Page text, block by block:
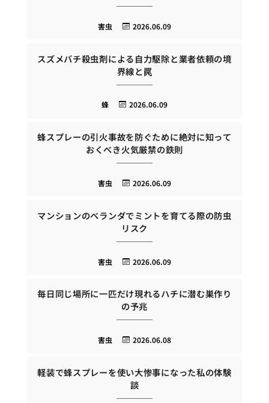
2026.06.09
害虫
スズメバチ殺虫剤による自力駆除と業者依頼の境
界線と罠
2026.06.09
蜂
蜂スプレーの引火事故を防ぐために絶対に知って
おくべき火気厳禁の鉄則
2026.06.09
害虫
マンションのベランダでミントを育てる際の防虫
リスク
2026.06.09
害虫
毎日同じ場所に一匹だけ現れるハチに潜む巣作り
の予兆
2026.06.08
害虫
軽装で蜂スプレーを使い大惨事になった私の体験
談